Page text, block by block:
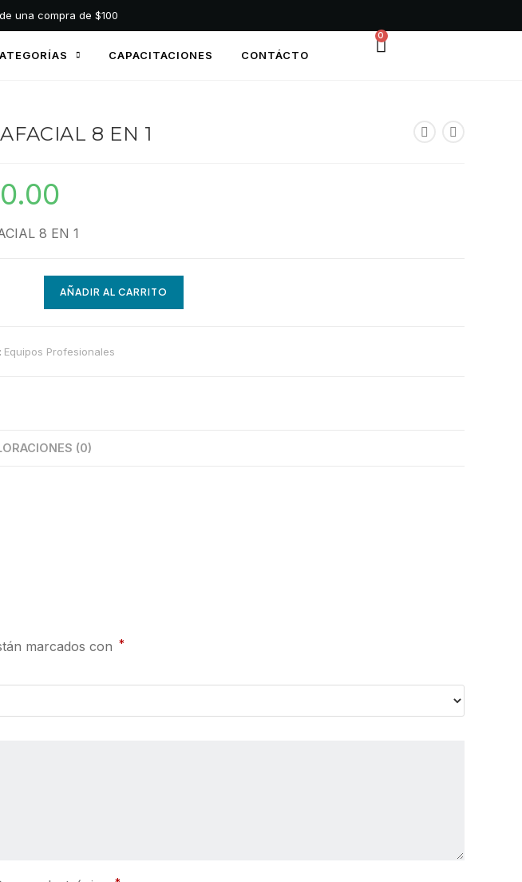
una compra de $100
CAPACITACIONES CONTÁCTO
0
8 EN 1
8 EN 1
AÑADIR AL CARRITO
Equipos Profesionales
(0)
marcados con *